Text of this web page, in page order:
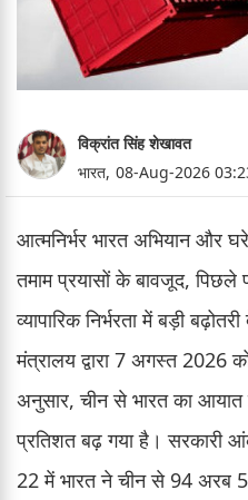
विक्रांत सिंह शेखावत
भारत, 08-Aug-2026
आत्मनिर्भर भारत अभियान और
तमाम प्रयासों के बावजूद, पिछले
व्यापारिक निर्भरता में बड़ी
मंत्रालय द्वारा 7 अगस्त 2026
अनुसार, चीन से भारत का
प्रतिशत बढ़ गया है। सरकारी
22 में भारत ने चीन से 94 अरब